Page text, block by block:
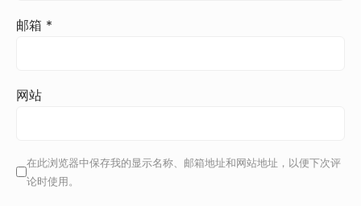
邮箱 *
网站
在此浏览器中保存我的显示名称、邮箱地址和网站地址，以便下次评
论时使用。